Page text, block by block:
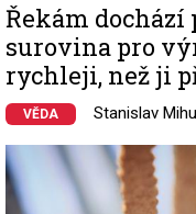
Řekám
surovina pro
rychleji, než ji
VĚDA Stanislav
Image